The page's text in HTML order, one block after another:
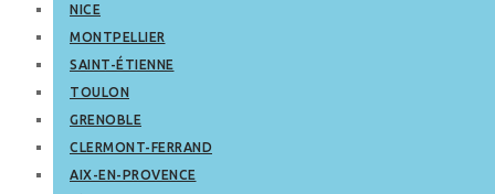
NICE
MONTPELLIER
SAINT-ÉTIENNE
TOULON
GRENOBLE
CLERMONT-FERRAND
AIX-EN-PROVENCE